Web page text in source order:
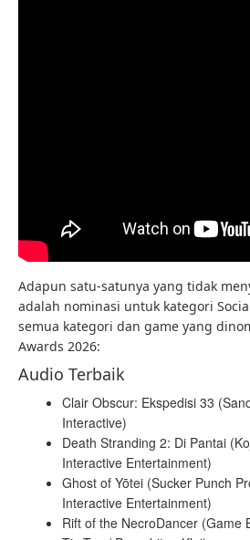
Adapun satu-satunya yang tidak
adalah nominasi untuk kategori
semua kategori dan game yang
Awards 2026:
Audio Terbaik
Clair Obscur: Ekspedisi 33
Interactive)
Death Stranding 2: Di Pantai
Interactive Entertainment)
Ghost of Yōtei (Sucker Punch
Interactive Entertainment)
Rift of the NecroDancer (Game